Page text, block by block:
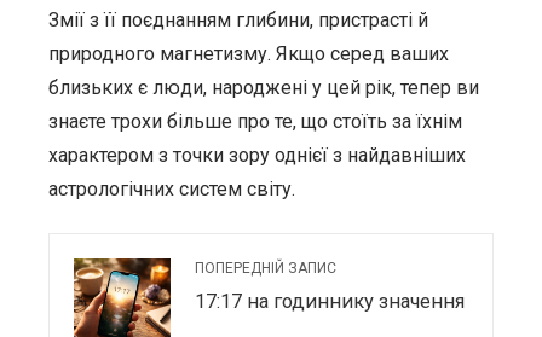
Змії з її поєднанням глибини, пристрасті й
природного магнетизму. Якщо серед ваших
близьких є люди, народжені у цей рік, тепер ви
знаєте трохи більше про те, що стоїть за їхнім
характером з точки зору однієї з найдавніших
астрологічних систем світу.
ПОПЕРЕДНІЙ ЗАПИС
17:17 на годиннику значення